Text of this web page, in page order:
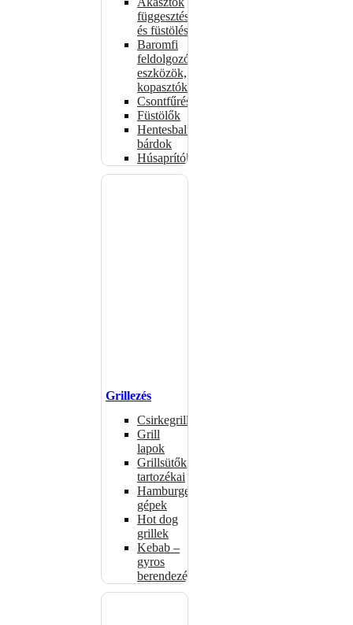
függesztéshez
és füstöléshez
Baromfi
feldolgozó
eszközök,
kopasztók
Csontfűrészek
Füstölők
Hentesbalták,
bárdok
Húsaprítók
Grillezés
Csirkegrillek
Grill
lapok
Grillsütők
tartozékai
Hamburgerformázó
gépek
Hot dog
grillek
Kebab –
gyros
berendezés